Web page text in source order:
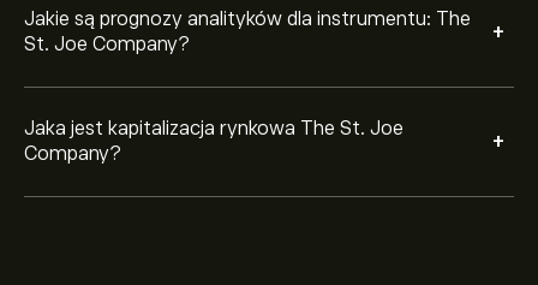
Jakie są prognozy analityków dla instrumentu: The
St. Joe Company?
+
Jaka jest kapitalizacja rynkowa The St. Joe
Company?
+